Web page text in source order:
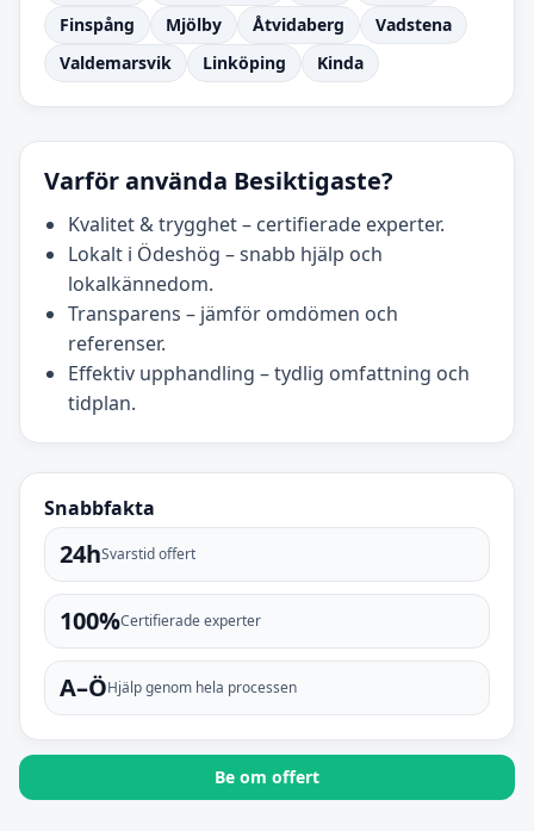
Finspång
Mjölby Åtvidaberg
Vadstena
Valdemarsvik
Linköping Kinda
Varför använda Besiktigaste?
Kvalitet & trygghet – certifierade experter.
Lokalt i Ödeshög – snabb hjälp och
lokalkännedom.
Transparens – jämför omdömen och
referenser.
Effektiv upphandling – tydlig omfattning och
tidplan.
Snabbfakta
24hSvarstid offert
100%Certifierade experter
A–ÖHjälp genom hela processen
Be om offert